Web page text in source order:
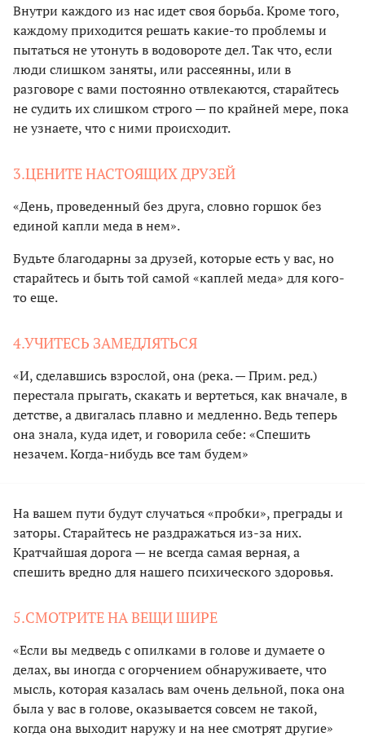
Внутри каждого из нас идет своя борьба. Кроме того,
каждому приходится решать какие-то проблемы и
пытаться не утонуть в водовороте дел. Так что, если
люди слишком заняты, или рассеянны, или в
разговоре с вами постоянно отвлекаются, старайтесь
не судить их слишком строго — по крайней мере, пока
не узнаете, что с ними происходит.
3.ЦЕНИТЕ НАСТОЯЩИХ ДРУЗЕЙ
«День, проведенный без друга, словно горшок без
единой капли меда в нем».
Будьте благодарны за друзей, которые есть у вас, но
старайтесь и быть той самой «каплей меда» для кого-
то еще.
4.УЧИТЕСЬ ЗАМЕДЛЯТЬСЯ
«И, сделавшись взрослой, она (река. — Прим. ред.)
перестала прыгать, скакать и вертеться, как вначале, в
детстве, а двигалась плавно и медленно. Ведь теперь
она знала, куда идет, и говорила себе: «Спешить
незачем. Когда-нибудь все там будем»
На вашем пути будут случаться «пробки», преграды и
заторы. Старайтесь не раздражаться из-за них.
Кратчайшая дорога — не всегда самая верная, а
спешить вредно для нашего психического здоровья.
5.СМОТРИТЕ НА ВЕЩИ ШИРЕ
«Если вы медведь с опилками в голове и думаете о
делах, вы иногда с огорчением обнаруживаете, что
мысль, которая казалась вам очень дельной, пока она
была у вас в голове, оказывается совсем не такой,
когда она выходит наружу и на нее смотрят другие»